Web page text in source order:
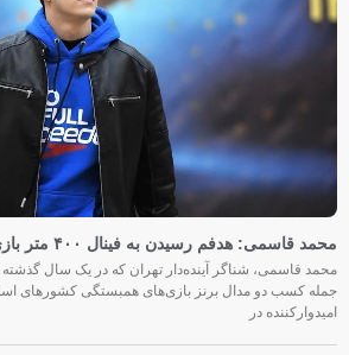
محمد قاسمی: هدفم رسیدن به فینال ۴۰۰ متر بازی‌های آسیایی ناگویاست
محمد قاسمی، شناگر آینده‌دار تهران که در یک سال گذشته با
جمله کسب دو مدال برنز بازی‌های همبستگی کشورهای
امیدوارکننده در